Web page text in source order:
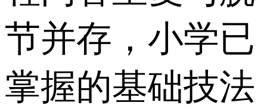
节并存，小学已
掌握的基础技法